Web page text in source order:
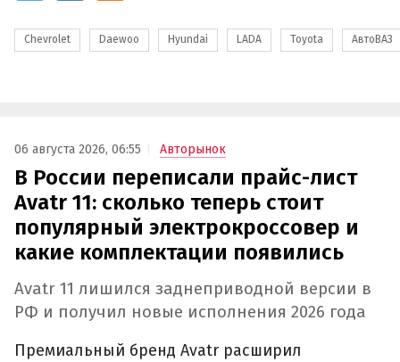
Chevrolet Daewoo Hyundai LADA Toyota АвтоВАЗ
06 августа 2026, 06:55 Авторынок
В России переписали прайс-лист
Avatr 11: сколько теперь стоит
популярный электрокроссовер и
какие комплектации появились
Avatr 11 лишился заднеприводной версии в
РФ и получил новые исполнения 2026 года
Премиальный бренд Avatr расширил